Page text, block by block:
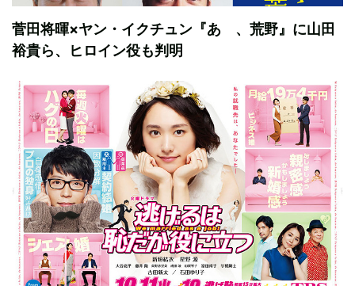
菅田将暉×ヤン・イクチュン『あゝ、荒野』に山田
裕貴ら、ヒロイン役も判明